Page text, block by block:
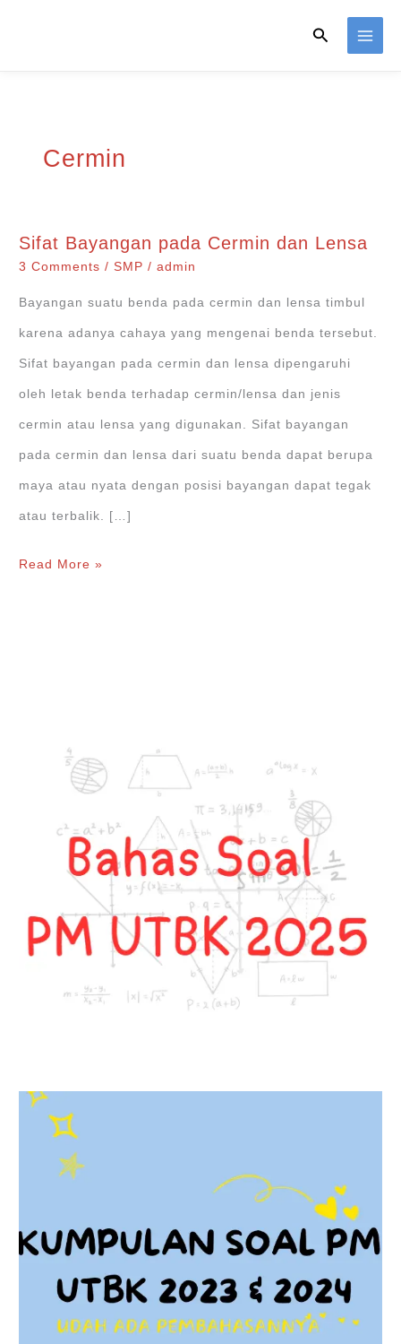
Search
Cermin
Sifat Bayangan pada Cermin dan Lensa
3 Comments /SMP /admin
Bayangan suatu benda pada cermin dan lensa timbul
karena adanya cahaya yang mengenai benda tersebut.
Sifat bayangan pada cermin dan lensa dipengaruhi
oleh letak benda terhadap cermin/lensa dan jenis
cermin atau lensa yang digunakan. Sifat bayangan
pada cermin dan lensa dari suatu benda dapat berupa
maya atau nyata dengan posisi bayangan dapat tegak
atau terbalik. […]
Sifat
Read More »